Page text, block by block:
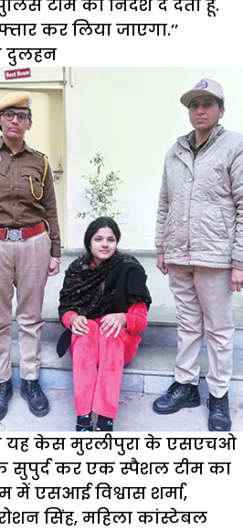
टीम को निर्देश दे देता हूं.
कर लिया जाएगा.’’
दुलहन
यह केस मुरलीपुरा के एसएचओ
सुपुर्द कर एक स्पैशल टीम का
में एसआई विश्वास शर्मा,
सिंह, महिला कांस्टेबल